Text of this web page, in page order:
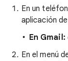
En un
aplicación
En Gmail:
En el menú